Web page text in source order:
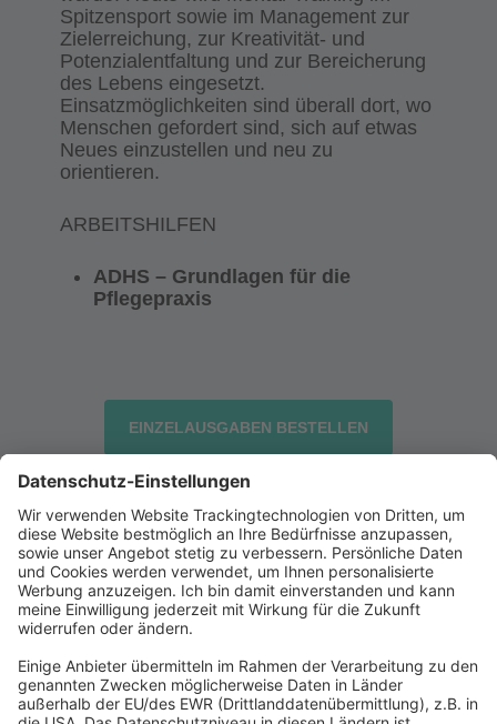
Spitzensport sowie im Management zur
Zielerreichung, zur Kreativität- und
Potenzialentfaltung und zur Bereicherung
des Lebens eingesetzt.
Einsatzmöglichkeiten sind überall dort, wo
Menschen gefordert sind, sich auf etwas
Neues einzustellen und neu zu
orientieren.
ARBEITSHILFEN
ADHS – Grundlagen für die
Pflegepraxis
EINZELAUSGABEN BESTELLEN
Abonnement anfordern|Abo kündigen